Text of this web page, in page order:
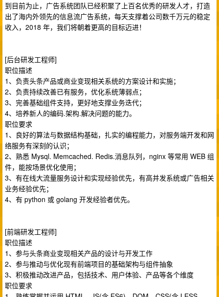
到目前为止，广告系统团队已经积聚了上百名优秀的研发人才，打造
出了海内外领先的信息流广告系统，每天支撑着公司数千万元的稳定
收入，2018 年，我们将朝着更高的目标迈进！
[后台研发工程师]
职位描述
1、负责头条产品或商业变现相关系统的方案设计和实施；
2、负责持续改善已有服务，优化系统薄弱点；
3、完善基础组件支持，更好地支撑业务迭代；
4、培养新人的编码.架构.解决问题的能力。
职位要求
1、良好的算法与数据结构基础，扎实的编程能力，对服务端开发和网
络服务有深刻的认识；
2、熟悉 Mysql. Memcached. Redis.消息队列，nginx 等常用 WEB 组
件，能按场景优化使用；
3、有在线大流量服务设计和实现经验优先，有高并发系统或广告相关
业务经验优先；
4、有 python 或 golang 开发经验者优先。
[前端研发工程师]
职位描述
1、参与头条商业变现相关产品的设计与开发工作
2、参与推动与优化现有前端项目的基础架构与组件抽象
3、积极推动改进产品，包括技术、用户体验、产品等各个维度
职位要求